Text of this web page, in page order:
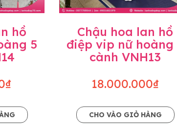
hồ
5
Chậu hoa lan hồ
điệp vip nữ hoàng
cành VNH13
18.000.000₫
CHO VÀO GIỎ HÀNG